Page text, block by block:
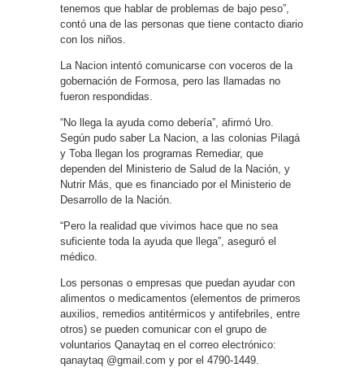
tenemos que hablar de problemas de bajo peso”,
contó una de las personas que tiene contacto diario
con los niños.
La Nacion intentó comunicarse con voceros de la
gobernación de Formosa, pero las llamadas no
fueron respondidas.
“No llega la ayuda como debería”, afirmó Uro.
Según pudo saber La Nacion, a las colonias Pilagá
y Toba llegan los programas Remediar, que
dependen del Ministerio de Salud de la Nación, y
Nutrir Más, que es financiado por el Ministerio de
Desarrollo de la Nación.
“Pero la realidad que vivimos hace que no sea
suficiente toda la ayuda que llega”, aseguró el
médico.
Los personas o empresas que puedan ayudar con
alimentos o medicamentos (elementos de primeros
auxilios, remedios antitérmicos y antifebriles, entre
otros) se pueden comunicar con el grupo de
voluntarios Qanaytaq en el correo electrónico:
qanaytaq @gmail.com y por el 4790-1449.